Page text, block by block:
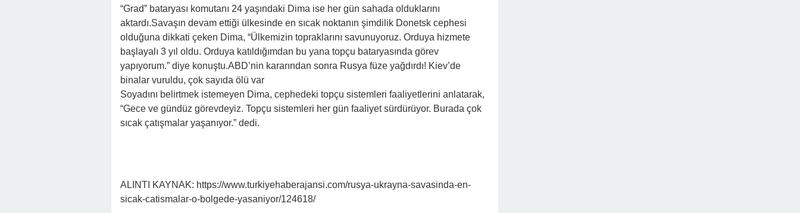
“Grad” bataryası komutanı 24 yaşındaki Dima ise her gün sahada olduklarını
aktardı.Savaşın devam ettiği ülkesinde en sıcak noktanın şimdilik Donetsk cephesi
olduğuna dikkati çeken Dima, “Ülkemizin topraklarını savunuyoruz. Orduya hizmete
başlayalı 3 yıl oldu. Orduya katıldığımdan bu yana topçu bataryasında görev
yapıyorum.” diye konuştu.ABD’nin kararından sonra Rusya füze yağdırdı! Kiev’de
binalar vuruldu, çok sayıda ölü var
Soyadını belirtmek istemeyen Dima, cephedeki topçu sistemleri faaliyetlerini anlatarak,
“Gece ve gündüz görevdeyiz. Topçu sistemleri her gün faaliyet sürdürüyor. Burada çok
sıcak çatışmalar yaşanıyor.” dedi.
ALINTI KAYNAK: https://www.turkiyehaberajansi.com/rusya-ukrayna-savasinda-en-
sicak-catismalar-o-bolgede-yasaniyor/124618/